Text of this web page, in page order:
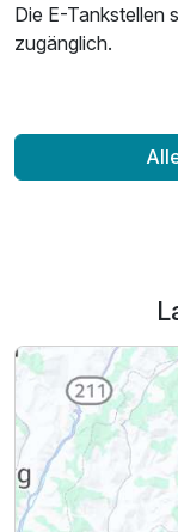
Die E-Tankstellen
zugänglich.